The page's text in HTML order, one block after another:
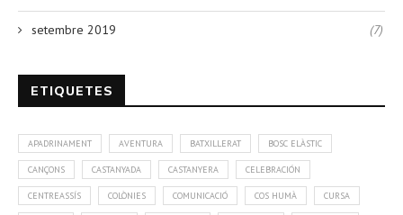
setembre 2019 (7)
ETIQUETES
APADRINAMENT AVENTURA BATXILLERAT BOSC ELÀSTIC
CANÇONS CASTANYADA CASTANYERA CELEBRACIÓN
CENTREASSÍS COLÒNIES COMUNICACIÓ COS HUMÀ CURSA